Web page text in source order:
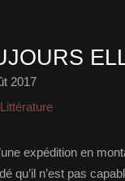
2017
expédition en
qu’il n’est pas